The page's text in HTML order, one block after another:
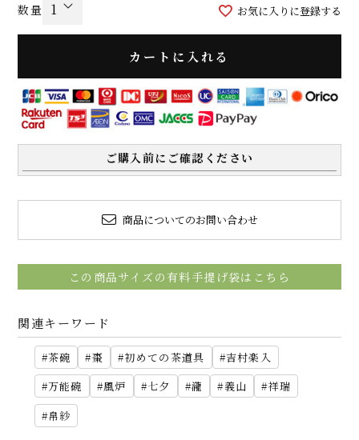
お気に入りに登録する
カートに入れる
ご購入前にご確認ください
商品についてのお問い合わせ
この商品サイズの有料手提げ袋はこちら
関連キーワード
茶碗 棗 初めての茶道具
吉村楽入
万能碗
風炉 七夕 瀧 義山
祥瑞
帛紗